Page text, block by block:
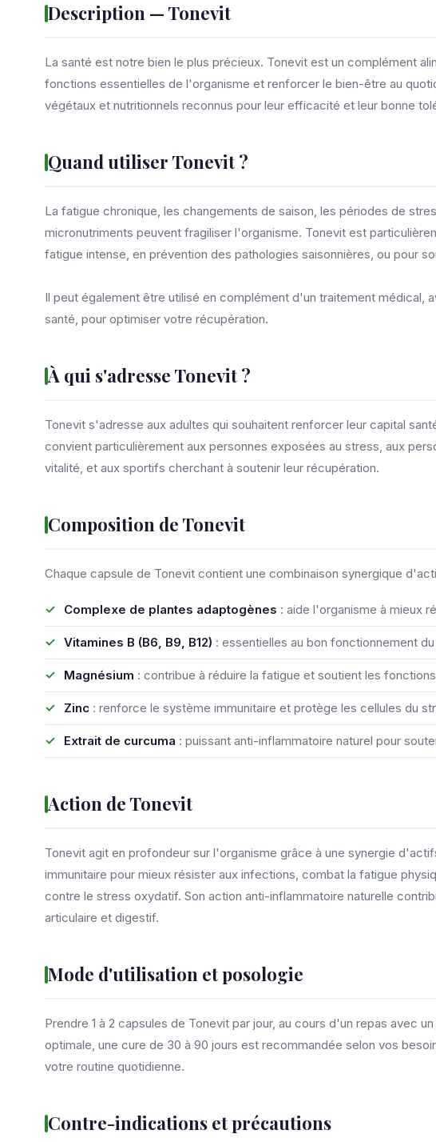
Description — Tonevit
La santé est notre bien le plus précieux. Tonevit est un complément
fonctions essentielles de l'organisme et renforcer le bien-être au
végétaux et nutritionnels reconnus pour leur efficacité et leur bonne
Quand utiliser Tonevit ?
La fatigue chronique, les changements de saison, les périodes de
micronutriments peuvent fragiliser l'organisme. Tonevit est
fatigue intense, en prévention des pathologies saisonnières, ou pour
Il peut également être utilisé en complément d'un traitement médical,
santé, pour optimiser votre récupération.
À qui s'adresse Tonevit ?
Tonevit s'adresse aux adultes qui souhaitent renforcer leur capital
convient particulièrement aux personnes exposées au stress, aux
vitalité, et aux sportifs cherchant à soutenir leur récupération.
Composition de Tonevit
Chaque capsule de Tonevit contient une combinaison synergique
Complexe de plantes adaptogènes : aide l'organisme à mieux
Vitamines B (B6, B9, B12) : essentielles au bon fonctionnement
Magnésium : contribue à réduire la fatigue et soutient les
Zinc : renforce le système immunitaire et protège les cellules du
Extrait de curcuma : puissant anti-inflammatoire naturel pour
Action de Tonevit
Tonevit agit en profondeur sur l'organisme grâce à une synergie
immunitaire pour mieux résister aux infections, combat la fatigue
contre le stress oxydatif. Son action anti-inflammatoire naturelle
articulaire et digestif.
Mode d'utilisation et posologie
Prendre 1 à 2 capsules de Tonevit par jour, au cours d'un repas avec
optimale, une cure de 30 à 90 jours est recommandée selon vos
votre routine quotidienne.
Contre-indications et précautions